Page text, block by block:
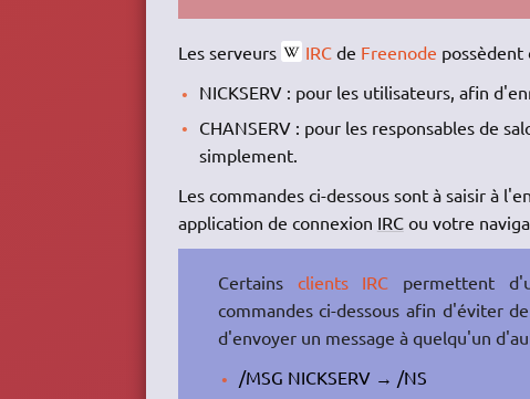
Les serveurs IRC de Freenode possèdent
NICKSERV : pour les utilisateurs, afin
CHANSERV : pour les responsables de
simplement.
Les commandes ci-dessous sont à saisir à
application de connexion IRCou votre
Certains clients IRC permettent
commandes ci-dessous afin d'éviter
d'envoyer un message à quelqu'un
/MSG NICKSERV → /NS